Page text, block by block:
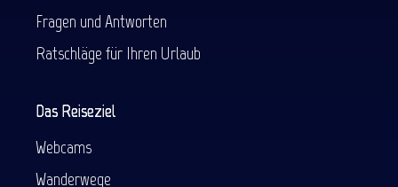
Fragen und Antworten
Ratschläge für Ihren Urlaub
Das Reiseziel
Webcams
Wanderwege